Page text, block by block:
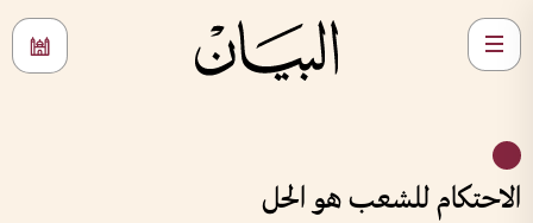
الاحتكام للشعب هو الحل